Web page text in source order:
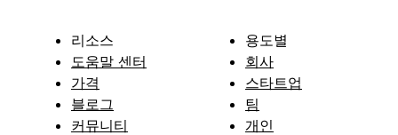
리소스
도움말 센터
가격
블로그
커뮤니티
용도별
회사
스타트업
팀
개인